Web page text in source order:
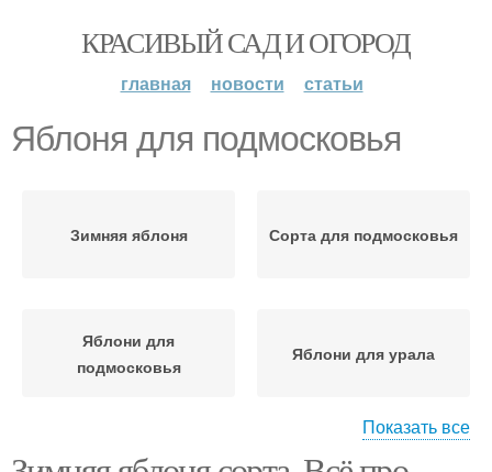
КРАСИВЫЙ САД И ОГОРОД
главная новости статьи
Яблоня для подмосковья
Зимняя яблоня Сорта для подмосковья
Яблони для
подмосковья
Яблони для урала
Показать все